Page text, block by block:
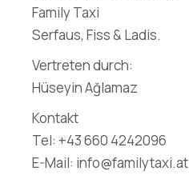
Family Taxi
Serfaus, Fiss & Ladis.
Vertreten durch:
Hüseyin Ağlamaz
Kontakt
Tel: +43 660 4242096
E-Mail: info@familytaxi.at